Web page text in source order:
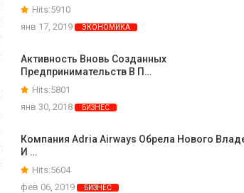
Hits:5910
янв 17, 2019
ЭКОНОМИКА
Активность Вновь Созданных
Предпринимательств В П…
Hits:5801
янв 30, 2018
БИЗНЕС
Компания Adria Airways Обрела Нового
И …
Hits:5604
фев 06, 2019
БИЗНЕС